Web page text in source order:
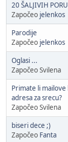
20 ŠALJIVIH
Započeo jelenkos
Parodije
Započeo jelenkos
Oglasi ...
Započeo Svilena
Primate li
adresa za srecu?
Započeo Svilena
biseri dece ;)
Započeo Fanta